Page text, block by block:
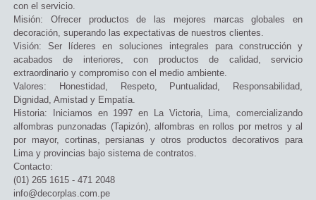
con el servicio.
Misión: Ofrecer productos de las mejores marcas globales en
decoración, superando las expectativas de nuestros clientes.
Visión: Ser líderes en soluciones integrales para construcción y
acabados de interiores, con productos de calidad, servicio
extraordinario y compromiso con el medio ambiente.
Valores: Honestidad, Respeto, Puntualidad, Responsabilidad,
Dignidad, Amistad y Empatía.
Historia: Iniciamos en 1997 en La Victoria, Lima, comercializando
alfombras punzonadas (Tapizón), alfombras en rollos por metros y al
por mayor, cortinas, persianas y otros productos decorativos para
Lima y provincias bajo sistema de contratos.
Contacto:
(01) 265 1615 - 471 2048
info@decorplas.com.pe